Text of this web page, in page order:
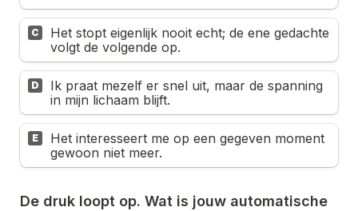
C
Het stopt eigenlijk nooit echt; de ene gedachte
volgt de volgende op.
D
Ik praat mezelf er snel uit, maar de spanning
in mijn lichaam blijft.
E
Het interesseert me op een gegeven moment
gewoon niet meer.
De druk loopt op. Wat is jouw automatische